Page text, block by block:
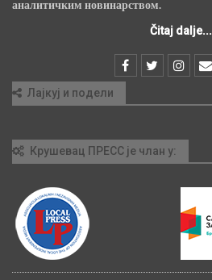
аналитичким новинарством.
Čitaj dalje...
Лајкуј и подели
Крушевац ПРЕСС је члан у: